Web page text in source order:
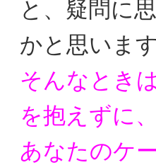
と、疑問に
かと思います
そんなとき
を抱えずに、
あなたのケ